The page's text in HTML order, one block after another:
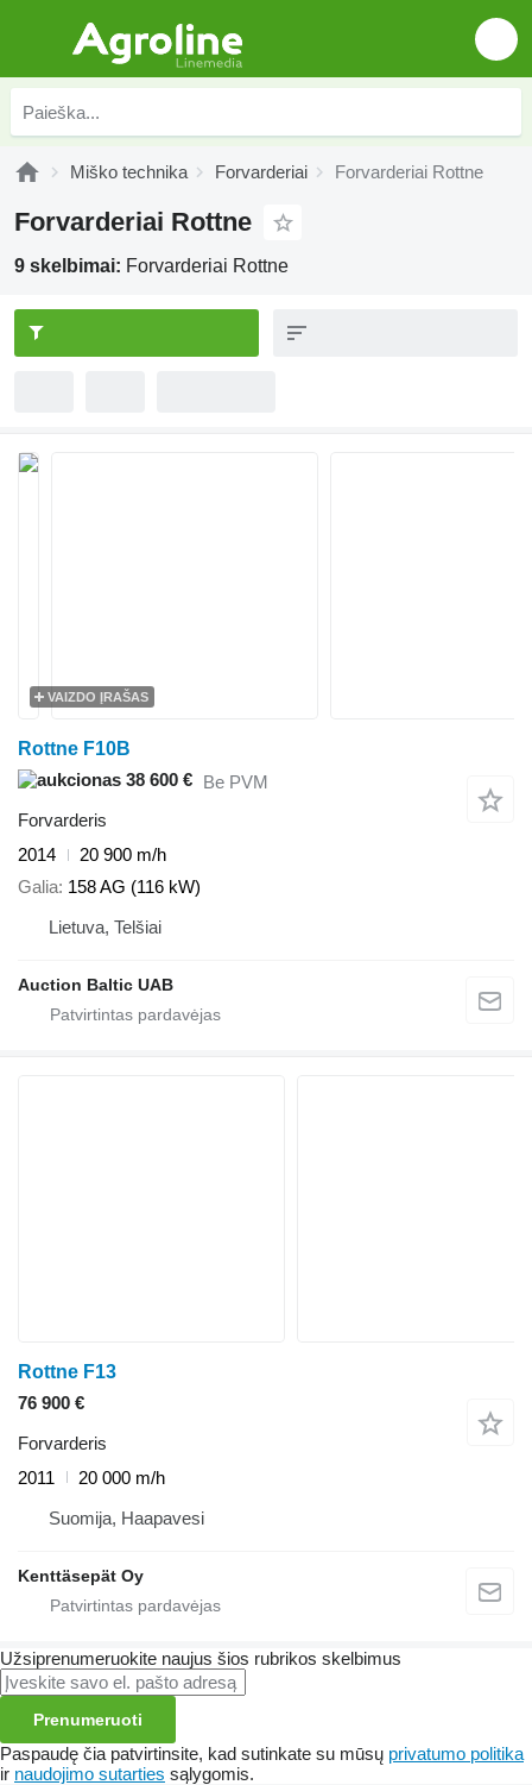
Miško technika Forvarderiai Forvarderiai Rottne
Forvarderiai Rottne
9 skelbimai: Forvarderiai Rottne
VAIZDO ĮRAŠAS
Rottne F10B
38 600 € Be PVM
Forvarderis
2014
20 900 m/h
Galia 158 AG (116 kW)
Lietuva, Telšiai
Auction Baltic UAB
Rottne F13
76 900 €
Forvarderis
2011
20 000 m/h
Suomija, Haapavesi
Kenttäsepät Oy
Užsiprenumeruokite naujus šios rubrikos skelbimus
Prenumeruoti
Paspaudę čia patvirtinsite, kad sutinkate su mūsų privatumo politika
ir naudojimo sutarties sąlygomis.